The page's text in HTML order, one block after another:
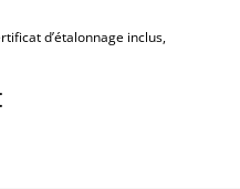
d’étalonnage inclus,